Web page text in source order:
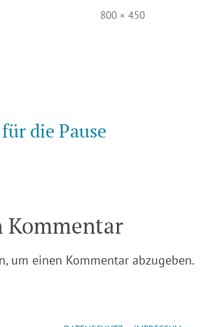
Volle
800 × 450
die Pause
Kommentar
um einen Kommentar abzugeben.